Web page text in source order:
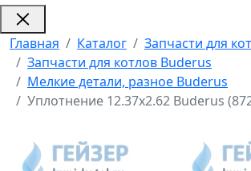
Главная Каталог
Запчасти для
Запчасти для котлов Buderus
Мелкие детали, разное Buderus
Уплотнение 12.37x2.62 Buderus